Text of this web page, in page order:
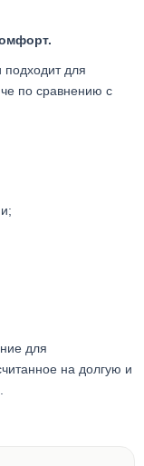
подходит для
по сравнению с
для
на долгую и